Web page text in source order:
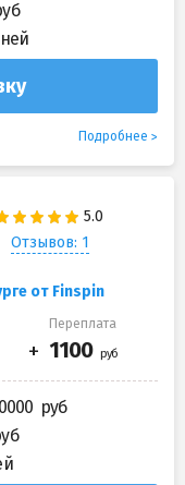
Подробнее
Отзывов: 1
от Finspin
Переплата